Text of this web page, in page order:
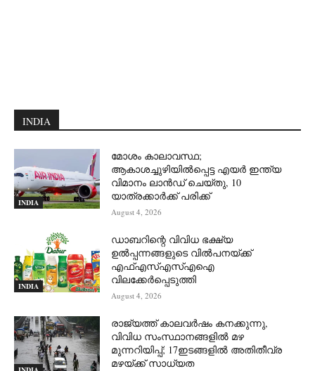
INDIA
INDIA
മോശം കാലാവസ്ഥ;
ആകാശച്ചുഴിയില്‍പ്പെട്ട എയര്‍ ഇന്ത്യ
വിമാനം ലാന്‍ഡ് ചെയ്തു, 10
യാത്രക്കാര്‍ക്ക് പരിക്ക്
August 4, 2026
INDIA
ഡാബറിന്റെ വിവിധ ഭക്ഷ്യ
ഉൽപ്പന്നങ്ങളുടെ വിൽപനയ്ക്ക്
എഫ്എസ്എസ്എഐ
വിലക്കേർപ്പെടുത്തി
August 4, 2026
രാജ്യത്ത് കാലവർഷം കനക്കുന്നു,
വിവിധ സംസ്ഥാനങ്ങളിൽ മഴ
മുന്നറിയിപ്പ്; 17ഇടങ്ങളിൽ അതിതീവ്ര
മഴയ്ക്ക് സാധ്യത